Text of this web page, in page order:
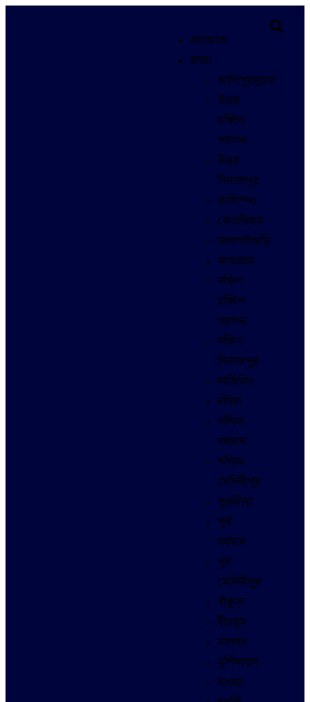
কলকাতা
রাজ্য
আলিপুরদুয়ার
উত্তর
চব্বিশ
পরগনা
উত্তর
দিনাজপুর
কালিম্পং
কোচবিহার
জলপাইগুড়ি
ঝাড়গ্রাম
দক্ষিণ
চব্বিশ
পরগনা
দক্ষিণ
দিনাজপুর
দার্জিলিং
নদিয়া
পশ্চিম
বর্ধমান
পশ্চিম
মেদিনীপুর
পুরুলিয়া
পূর্ব
বর্ধমান
পূর্ব
মেদিনীপুর
বাঁকুড়া
বীরভূম
মালদহ
মুর্শিদাবাদ
হাওড়া